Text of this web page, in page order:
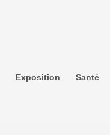
Exposition Santé